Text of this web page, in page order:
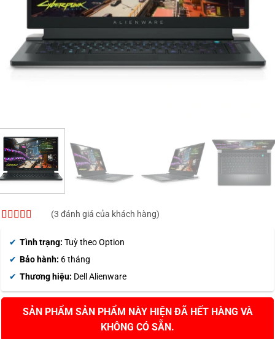
trên đánh
(3 đánh giá của khách hàng)
Tình trạng: Tuỳ theo Option
Bảo hành: 6 tháng
Thương hiệu: Dell Alienware
SẢN PHẨM NÀY HIỆN ĐÃ HẾT HÀNG VÀ
KHÔNG CÓ SẴN.